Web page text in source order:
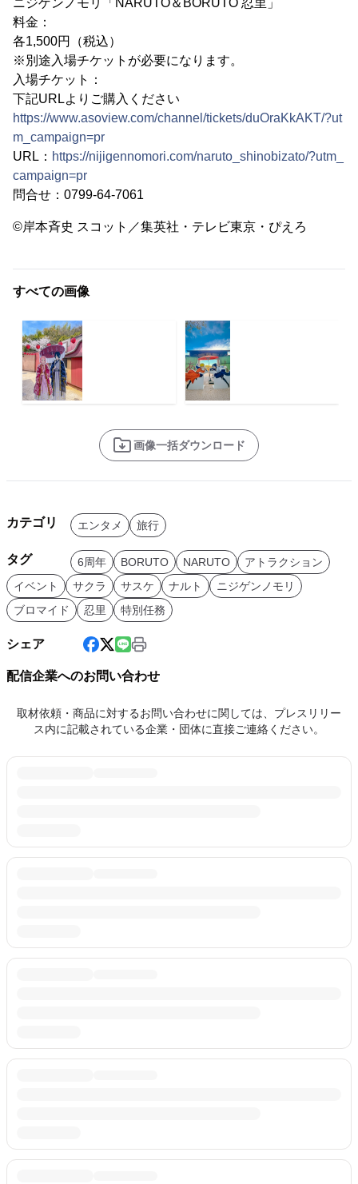
料金：
各1,500円（税込）
※別途入場チケットが必要になります。
入場チケット：
下記URLよりご購入ください
https://www.asoview.com/channel/tickets/duOraKkAKT/?ut
m_campaign=pr
URL： https://nijigennomori.com/naruto_shinobizato/?utm_
campaign=pr
問合せ：0799-64-7061
©岸本斉史 スコット／集英社・テレビ東京・ぴえろ
すべての画像
画像一括ダウンロード
カテゴリ エンタメ 旅行
タグ 6周年 BORUTO NARUTO
アトラクション
イベント
サクラ サスケ ナルト
ニジゲンノモリ
ブロマイド
忍里 特別任務
シェア
配信企業へのお問い合わせ
取材依頼・商品に対するお問い合わせに関しては、プレスリリー
ス内に記載されている企業・団体に直接ご連絡ください。